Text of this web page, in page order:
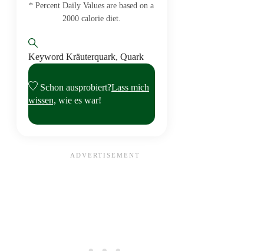
* Percent Daily Values are based on a
2000 calorie diet.
Keyword Kräuterquark, Quark
Schon ausprobiert?Lass mich
wissen, wie es war!